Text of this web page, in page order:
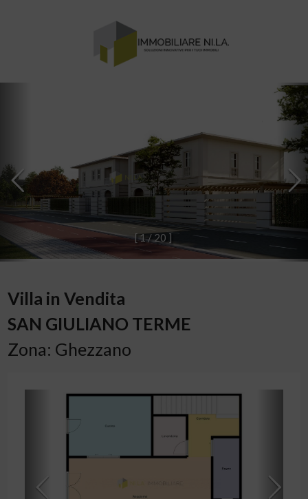
[1/20 ]
Villa in Vendita
SAN GIULIANO TERME
Zona: Ghezzano
Planimetrie